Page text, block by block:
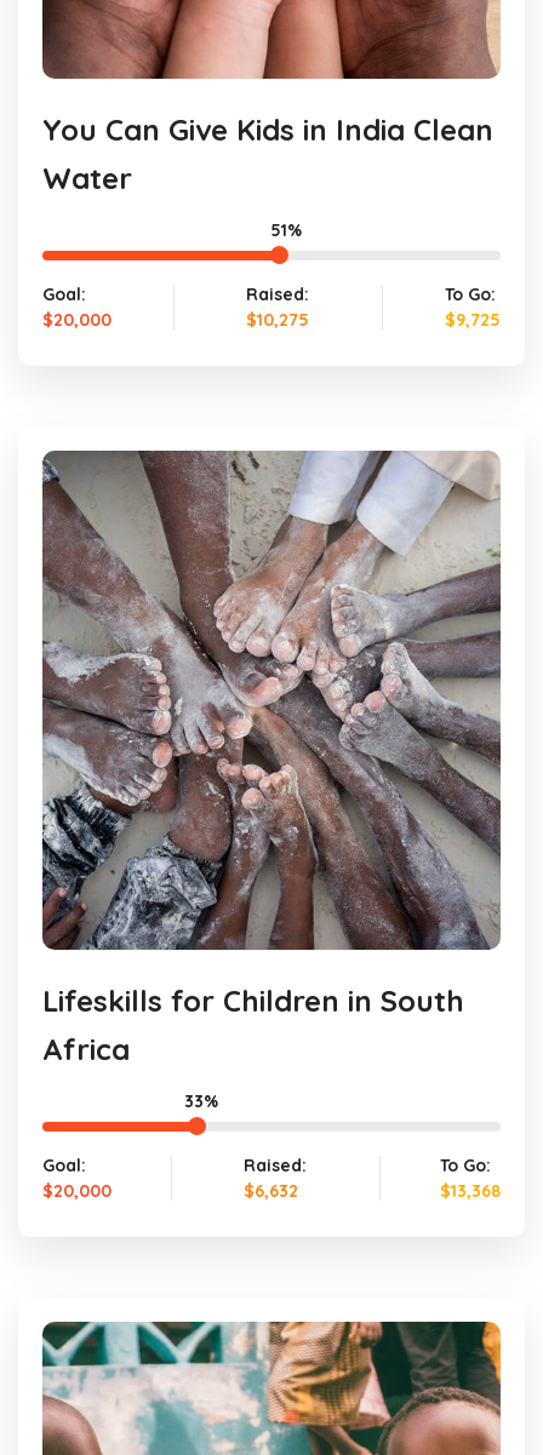
You Can Give Kids in India Clean
Water
51%
Goal:
$20,000
Raised:
$10,275
To Go:
$9,725
Lifeskills for Children in South
Africa
33%
Goal:
$20,000
Raised:
$6,632
To Go:
$13,368